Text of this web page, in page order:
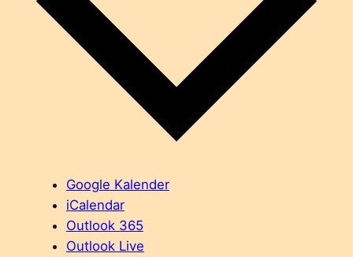
Google Kalender
iCalendar
Outlook 365
Outlook Live